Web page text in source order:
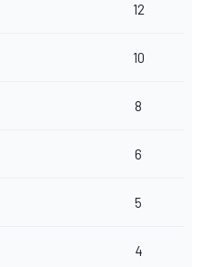
12
10
8
6
5
4